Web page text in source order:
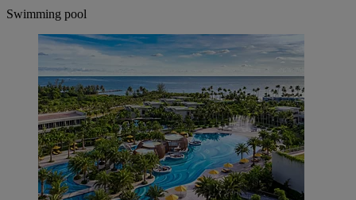
Swimming pool